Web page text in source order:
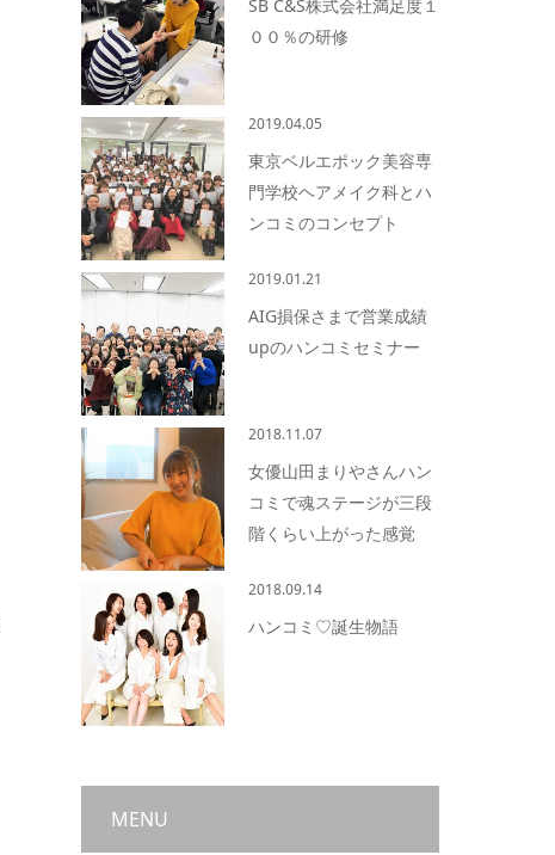
SB C&S株式会社満足度１
００％の研修
2019.04.05
東京ベルエポック美容専
門学校ヘアメイク科とハ
ンコミのコンセプト
2019.01.21
AIG損保さまで営業成績
upのハンコミセミナー
2018.11.07
女優山田まりやさんハン
コミで魂ステージが三段
階くらい上がった感覚
2018.09.14
ハンコミ♡誕生物語
MENU